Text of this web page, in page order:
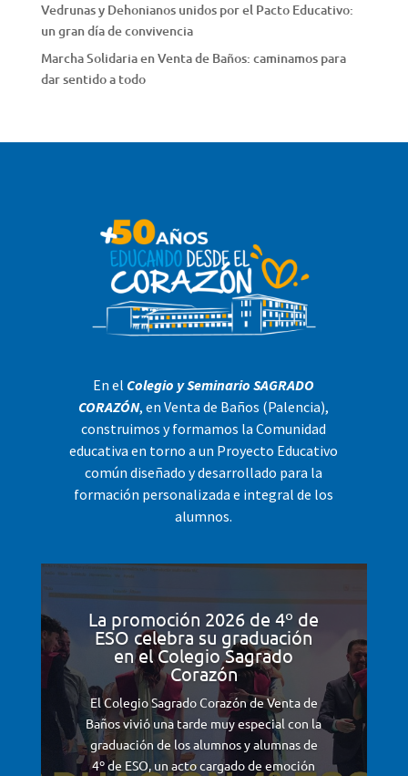
Vedrunas y Dehonianos unidos por el Pacto Educativo:
un gran día de convivencia
Marcha Solidaria en Venta de Baños: caminamos para
dar sentido a todo
En el Colegio y Seminario SAGRADO
CORAZÓN, en Venta de Baños (Palencia),
construimos y formamos la Comunidad
educativa en torno a un Proyecto Educativo
común diseñado y desarrollado para la
formación personalizada e integral de los
alumnos.
La promoción 2026 de 4º de
ESO celebra su graduación
en el Colegio Sagrado
Corazón
El Colegio Sagrado Corazón de Venta de
Baños vivió una tarde muy especial con la
graduación de los alumnos y alumnas de
4º de ESO, un acto cargado de emoción